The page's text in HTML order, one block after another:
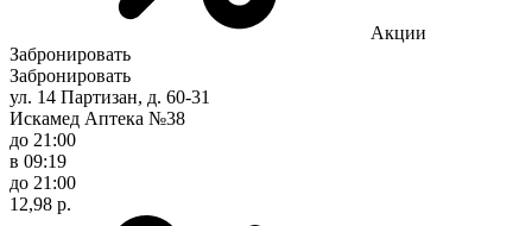
Акции
Забронировать
Забронировать
ул. 14 Партизан, д. 60-31
Искамед Аптека №38
до 21:00
в 09:19
до 21:00
12,98 р.